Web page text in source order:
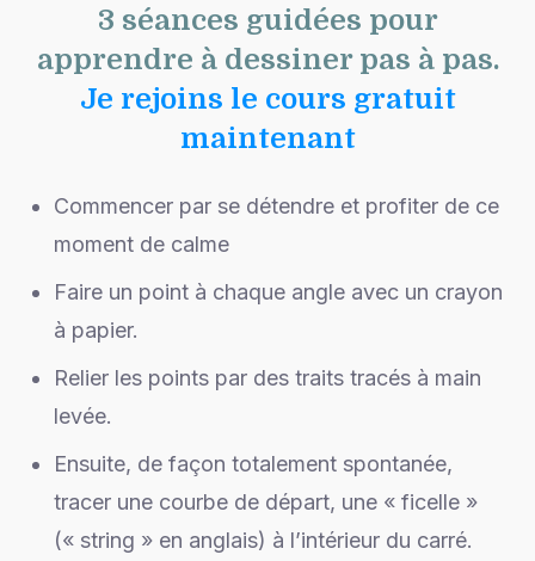
3 séances guidées pour
apprendre à dessiner pas à pas.
Je rejoins le cours gratuit
maintenant
Commencer par se détendre et profiter de ce
moment de calme
Faire un point à chaque angle avec un crayon
à papier.
Relier les points par des traits tracés à main
levée.
Ensuite, de façon totalement spontanée,
tracer une courbe de départ, une « ficelle »
(« string » en anglais) à l’intérieur du carré.